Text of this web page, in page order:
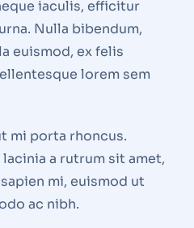
iaculis, efficitur
Nulla bibendum,
euismod, ex felis
lorem sem
mi porta rhoncus.
a rutrum sit amet,
mi, euismod ut
ac nibh.